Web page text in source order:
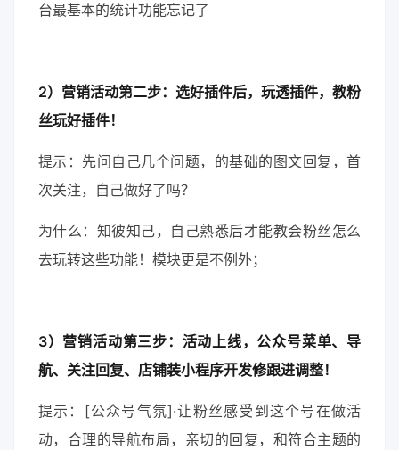
台最基本的统计功能忘记了
2）营销活动第二步：选好插件后，玩透插件，教粉
丝玩好插件！
提示：先问自己几个问题，的基础的图文回复，首
次关注，自己做好了吗？
为什么：知彼知己，自己熟悉后才能教会粉丝怎么
去玩转这些功能！模块更是不例外；
3）营销活动第三步：活动上线，公众号菜单、导
航、关注回复、店铺装小程序开发修跟进调整！
提示：[公众号气氛]·让粉丝感受到这个号在做活
动，合理的导航布局，亲切的回复，和符合主题的